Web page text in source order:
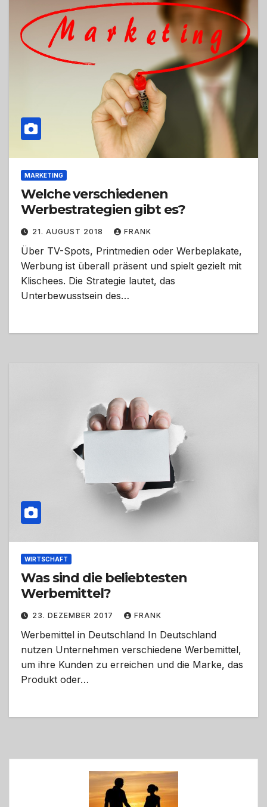
MARKETING
Welche verschiedenen
Werbestrategien gibt es?
21. AUGUST 2018 FRANK
Über TV-Spots, Printmedien oder Werbeplakate,
Werbung ist überall präsent und spielt gezielt mit
Klischees. Die Strategie lautet, das
Unterbewusstsein des…
WIRTSCHAFT
Was sind die beliebtesten
Werbemittel?
23. DEZEMBER 2017 FRANK
Werbemittel in Deutschland In Deutschland
nutzen Unternehmen verschiedene Werbemittel,
um ihre Kunden zu erreichen und die Marke, das
Produkt oder…